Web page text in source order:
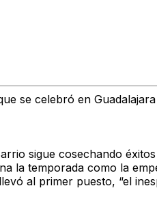
se celebró en
sigue cosechando
la temporada como la
al primer puesto, “el